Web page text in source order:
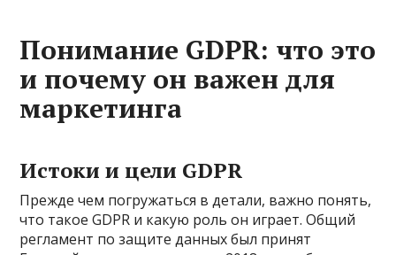
Понимание GDPR: что это
и почему он важен для
маркетинга
Истоки и цели GDPR
Прежде чем погружаться в детали, важно понять,
что такое GDPR и какую роль он играет. Общий
регламент по защите данных был принят